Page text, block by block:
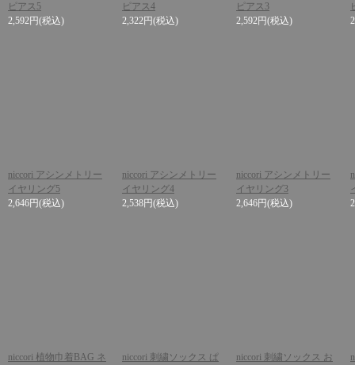
ピアス5
2,592円(税込)
ピアス4
2,322円(税込)
ピアス3
2,592円(税込)
niccori アシンメトリー
イヤリング5
2,646円(税込)
niccori アシンメトリー
イヤリング4
2,538円(税込)
niccori アシンメトリー
イヤリング3
2,646円(税込)
niccori 植物巾着BAG ネ
niccori 刺繍ソックス ぱ
niccori 刺繍ソックス お